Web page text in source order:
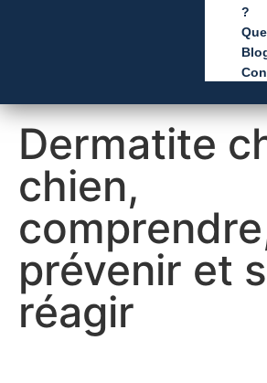
?
Dermatite
chien,
prévenir et
réagir